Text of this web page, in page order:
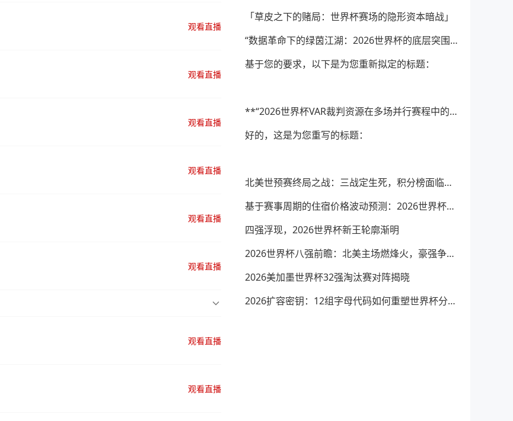
观看直播
观看直播
观看直播
观看直播
观看直播
观看直播
观看直播
观看直播
「草皮之下的赌局：世界杯赛场的隐形资本暗战」
“数据革命下的绿茵江湖：2026世界杯的底层突围与格局裂变”
基于您的要求，以下是为您重新拟定的标题：
**“2026世界杯VAR裁判资源在多场并行赛程中的实时调度与协同优化策略研究”**
好的，这是为您重写的标题：
北美世预赛终局之战：三战定生死，积分榜面临巨变
基于赛事周期的住宿价格波动预测：2026世界杯主办城市实时定价机制分析
四强浮现，2026世界杯新王轮廓渐明
2026世界杯八强前瞻：北美主场燃烽火，豪强争锋悬念生
2026美加墨世界杯32强淘汰赛对阵揭晓
2026扩容密钥：12组字母代码如何重塑世界杯分组规则